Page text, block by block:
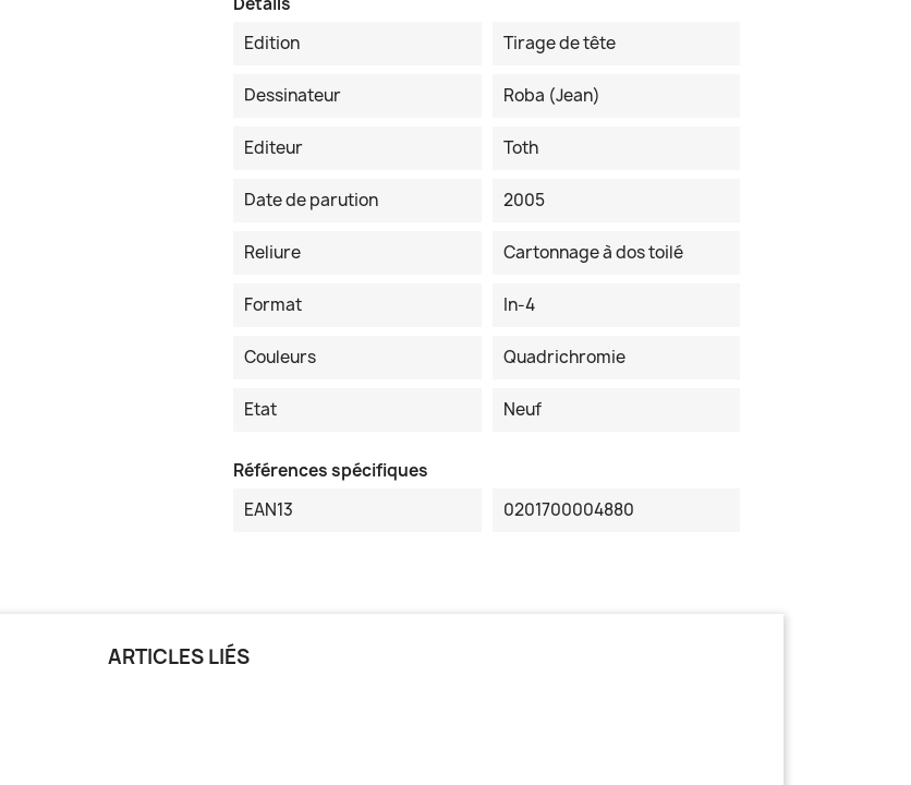
Edition
Tirage de tête
Dessinateur Roba (Jean)
Editeur Toth
Date de parution 2005
Reliure Cartonnage à dos toilé
Format In-4
Couleurs Quadrichromie
Etat Neuf
Références spécifiques
EAN13
0201700004880
ARTICLES LIÉS